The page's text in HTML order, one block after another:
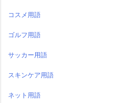
コスメ用語
ゴルフ用語
サッカー用語
スキンケア用語
ネット用語